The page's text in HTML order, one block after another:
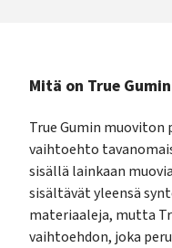
Mitä on True
True Gumin
vaihtoehto
sisällä lainkaan
sisältävät yleensä
materiaaleja, mutta
vaihtoehdon, joka